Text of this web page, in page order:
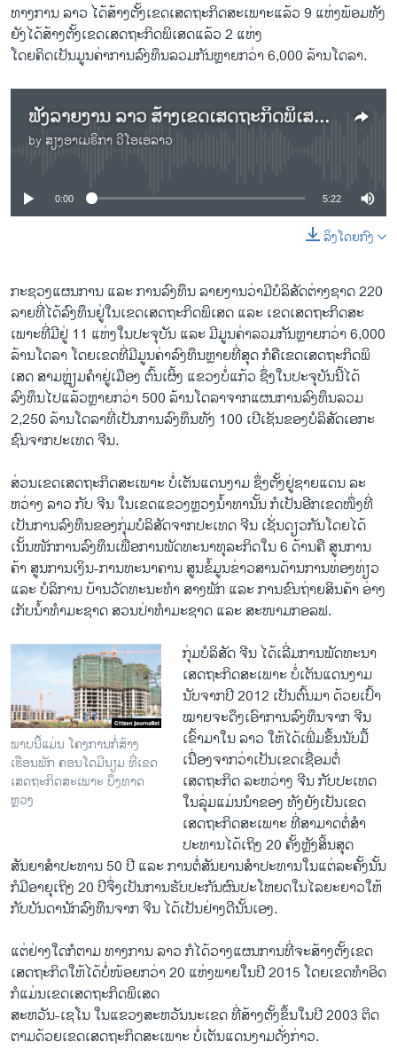
ລາຍການກະຈາຍສຽງ
ລາຍງານ
ຕິດຕາມພວກເຮົາ ທີ່
ພາສາຕ່າງໆ
ທາງ​ການ ລາວ ​ໄດ້​ສ້າງ​ຕັ້ງ​ເຂດ​ເສດຖະກິດ​ສະ​ເພາະ​ແລ້ວ 9 ​ແຫ່​ງພ້ອມ​ທັງ​
ຍັງ​ໄດ້​ສ້າງ​ຕັ້ງ​ເຂດ​ເສດຖະກິ​ດພິ​ເສດ​ແລ້ວ 2 ​ແຫ່ງ
ໂດ​ຍຄິ​ດ​ເປັນ​ມູນ​ຄ່າ​ການ​ລົງທຶນ​ລວມກັນ​ຫຼາຍ​ກວ່າ 6,000 ລ້ານ​ໂດ​ລາ.
ຟັງລາຍງານ ລາວ ສ້າງເຂດເສດຖະກິດພິເສດ 9 ແຫ່ງ ແລະ ເຂດ ເສດຖະກິດ ສະເພາະ 2 ແຫ່ງ
by ສຽງອາເມຣິກາ ວີໂອເອລາວ
No media source currently available
0:00 5:22
ລິງໂດຍກົງ
ກະຊວງ​ແຜນການ ​ແລະ ການ​ລົງທຶນ ລາຍ​ງານ​ວ່າ​ມີ​ບໍລິສັດ​ຕ່າງ​ຊາດ 220
ລາຍ​ທີ່​ໄດ້​ລົງທຶນ​ຢູ່​ໃນ​ເຂດ​ເສດຖະກິດ​ພິ​ເສດ ​ແລະ ​ເຂດ​ເສດຖະກິດ​ສະ​
ເພາະ​ທີ່​ມີ​ຢູ່ 11 ​ແຫ່ງ​ໃນ​ປະຈຸ​ບັນ ​ແລະ ​ມີ​ມູນ​ຄ່າ​ລວມກັນ​ຫຼາຍ​ກວ່າ 6,000
ລ້ານ​ໂດ​ລາ ​ໂດຍ​ເຂດ​ທີ່​ມີ​ມູນ​ຄ່າ​ລົງທຶນ​ຫຼາຍ​ທີ່​ສຸດ ກໍ​ຄື​ເຂດ​ເສດ​ຖະກິດ​ພິ​
ເສດ ສາມຫຼ່ຽມ​ຄຳ​ຢູ່​ເ​ມື​ອງ ຕົ້ນ​ເຜິ້ງ ​ແຂວງ​ບໍ່​ແກ້ວ ຊຶ່ງ​ໃນ​ປະຈຸ​ບັນ​ນີ້​ໄດ້​
ລົງທຶນ​ໄປແລ້ວ​ຫຼາຍ​ກວ່າ 500 ລ້ານ​ໂດ​ລາ​ຈາກ​ແຜນການ​ລົງ​ທຶນ​ລວມ
2,250 ລ້ານ​ໂດ​ລາ​ທີ່​ເປັນ​ການ​ລົງທຶນ​ທັງ 100 ​ເປີ​ເຊັນ​ຂອງບໍລິສັດ​ເອກ​ະ
ຊົນ​ຈາກ​ປະ​ເທດ ຈີນ.
ສ່ວນ​ເຂດ​ເສດຖະກິດ​ສະ​ເພາະ ບໍ່​ເຕັນ​ແດນ​ງາມ ຊຶ່ງ​ຕັ້ງ​ຢູ່​ຊາຍ​ແດ​ນ ລະ​
ຫວ່າງ ລາວ ກັບ ຈີນ ​ໃນ​ເຂດ​ແຂວງ​ຫຼວງ​ນ້ຳ​ທາ​ນັ້ນ ກໍ​ເປັນ​ອີກ​ເຂດ​ໜຶ່ງ​ທີ່​
ເປັນ​ການ​ລົງ​ທຶນ​ຂອງ​ກຸ່ມ​ບໍລິສັດ​ຈາກ​ປະ​ເທດ ຈີນ ເຊັ່ນ​ດຽວ​ກັນ​ໂດຍ​ໄດ້​
ເນັ້ນ​ໜັກ​ການ​ລົງທຶນ​ເພື່ອ​ການ​ພັດທະນາ​ທຸລະ​ກິດ​ໃນ 6 ດ້ານ​ຄື ສູນ​ການ​
ຄ້າ ສູນ​ການ​ເງິ​ນ-ການ​ທະນາຄານ ສູນ​ຂໍ້​ມູນ​ຂ່າວສານ​ດ້ານ​ການທ່ອງທ່ຽວ ​
ແລະ ບໍລິການ ບ້ານວັດທະນະທຳ ສາງ​ພັກ ​ແລະ ການ​ຂົນ​ຖ່າຍ​ສິນຄ້າ ອ່າງ​
ເກັບ​ນ້ຳ​ທຳ​ມະ​ຊາດ ສວນ​ປ່າ​ທຳ​ມະ​ຊາດ ​ແລະ ສະໜາມ​ກອລຟ.
ພາບນີ້ແມ່ນ ໂຄງການກໍ່ສ້າງ
ເຮືອນພັກ ຄອນໂດມີນຽມ ທີ່ເຂດ
ເສດຖະກິດສະເພາະ ບຶງທາດ
ຫຼວງ
ກຸ່ມ​ບໍລິສັດ​ ຈີນ ​ໄດ້​ເລີ່​ມການ​ພັດທະນາ​
ເສດຖະກິດ​ສະ​ເພາະ ບໍ່​ເຕັນ​ແດນ​ງາມ​
ນັບ​ຈາກ​ປີ 2012 ​ເປັນ​ຕົ້ນ​ມາ ດ້ວຍ​ເປົ້າ​
ໝາຍ​ຈະ​ດຶງ​ເອົາ​ການ​ລົງທຶນ​ຈາກ ຈີນ ​
ເຂົ້າ​ມາ​ໃນ​ ລາວ ​ໃຫ້​ໄດ້​ເພີ່ມ​ຂຶ້ນ​ນັບ​ມື້ ​
ເນື່ອງ​ຈາກ​ວ່າ​ເປັນ​ເຂດ​ເຊື່ອມ​ຕໍ່​
ເສດຖະກິດ ລະຫວ່າງ ຈີນ ກັບປະ​ເທດ​
ໃນ​ລຸ່ມ​ແມ່ນ​ນຳ​ຂອງ ທັງ​ຍັງ​ເປັນ​ເຂດ​
ເສດຖະກິ​ດສະ​ເພາະ ທີ່​ສາມາດ​ຕໍ່​ສຳ​
ປະທານ​ໄດ້ເຖິງ 20 ຄັ້ງ​ຫຼັງສິ້ນ​ສຸດ​
ສັນຍາ​ສຳ​ປະທານ 50 ປີ ​ແລະ ການ​ຕໍ່​ສັນຍານ​ສຳ​ປະທານໃນ​ແຕ່​ລະ​ຄັ້ງ​ນັ້ນ​
ກໍ​ມີ​ອາຍຸ​ເຖິງ 20 ປີ​ຈຶ່ງ​ເປັນ​ການ​ຮັບປະກັນ​ຜົນ​ປະ​ໂຫຍ​ດ​ໃນ​ໄລຍະ​ຍາ​ວ​ໃຫ້​
ກັບ​ບັນດາ​ນັກລົງທຶນ​ຈາກ ຈີນ ​ໄດ້​ເປັນ​ຢ່າງ​ດີ​ນັ້ນ​ເອງ.
​ແຕ່​ຢ່າງ​ໃດ​ກໍ​ຕາມ ທາງ​ການ​ ລາວ ກໍ​ໄດ້​ວາງ​ແຜນການ​ທີ່​ຈະ​ສ້າງ​ຕັ້ງ​ເຂດ​
ເສດຖະກິດ​ໃຫ້​ໄດ້​ບໍ່​ໜ້ອຍ​ກວ່າ 20 ​ແຫ່​ງພາຍ​ໃນ​ປີ 2015 ​ໂດຍ​ເຂດ​ທຳ​ອິດ​
ກໍ​ແມ່ນ​ເຂດ​ເສດຖະກິດ​ພິ​ເສດ
ສະ​ຫວັນ-​ເຊ​ໂນ​ ໃນ​ແຂວງ​ສະຫວັນ​ນະເຂດ ທີ່​ສ້າງ​ຕັ້ງ​ຂຶ້ນ​ໃນ​ປີ 2003 ຕິ​ດ
ຕາມ​ດ້ວຍ​ເຂດ​ເສດຖະກິດ​ສະ​ເພາະ ບໍ່​ເຕັນ​ແດນ​ງາມ​ດັ່ງ​ກ່າວ.